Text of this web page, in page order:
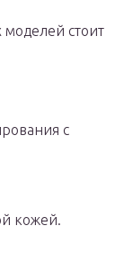
стоит
с
кожей.